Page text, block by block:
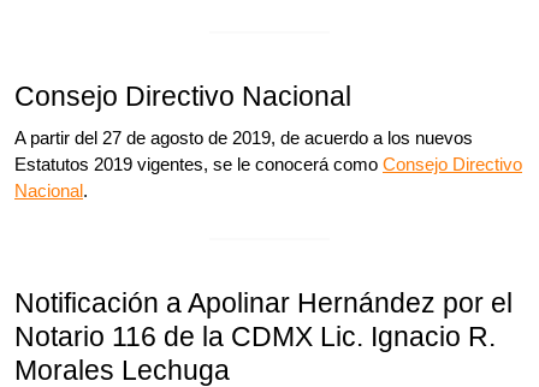
Consejo Directivo Nacional
A partir del 27 de agosto de 2019, de acuerdo a los nuevos
Estatutos 2019 vigentes, se le conocerá como Consejo Directivo
Nacional.
Notificación a Apolinar Hernández por el
Notario 116 de la CDMX Lic. Ignacio R.
Morales Lechuga